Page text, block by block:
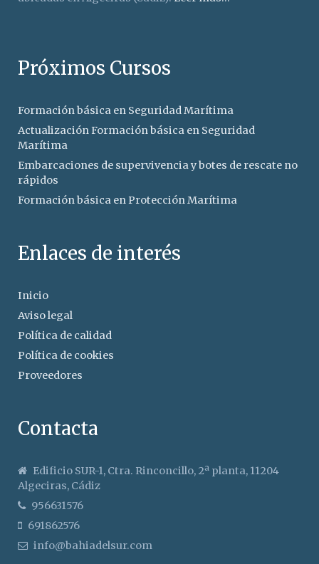
Próximos Cursos
Formación básica en Seguridad Marítima
Actualización Formación básica en Seguridad
Marítima
Embarcaciones de supervivencia y botes de rescate no
rápidos
Formación básica en Protección Marítima
Enlaces de interés
Inicio
Aviso legal
Política de calidad
Política de cookies
Proveedores
Contacta
Edificio SUR-1, Ctra. Rinconcillo, 2ª planta, 11204
Algeciras, Cádiz
956631576
691862576
info@bahiadelsur.com